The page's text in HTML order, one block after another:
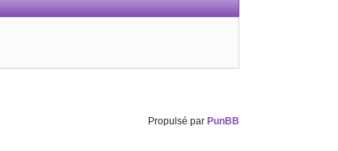
Propulsé par PunBB